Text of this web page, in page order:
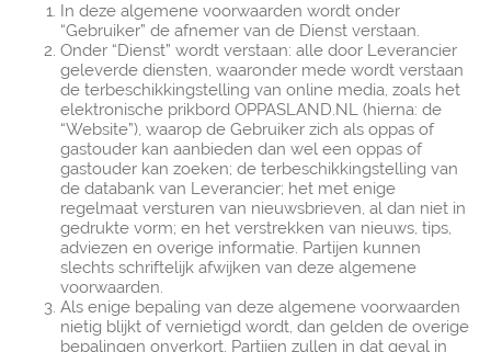
In deze algemene voorwaarden wordt onder
“Gebruiker” de afnemer van de Dienst verstaan.
Onder “Dienst” wordt verstaan: alle door Leverancier
geleverde diensten, waaronder mede wordt verstaan
de terbeschikkingstelling van online media, zoals het
elektronische prikbord OPPASLAND.NL (hierna: de
“Website”), waarop de Gebruiker zich als oppas of
gastouder kan aanbieden dan wel een oppas of
gastouder kan zoeken; de terbeschikkingstelling van
de databank van Leverancier; het met enige
regelmaat versturen van nieuwsbrieven, al dan niet in
gedrukte vorm; en het verstrekken van nieuws, tips,
adviezen en overige informatie. Partijen kunnen
slechts schriftelijk afwijken van deze algemene
voorwaarden.
Als enige bepaling van deze algemene voorwaarden
nietig blijkt of vernietigd wordt, dan gelden de overige
bepalingen onverkort. Partijen zullen in dat geval in